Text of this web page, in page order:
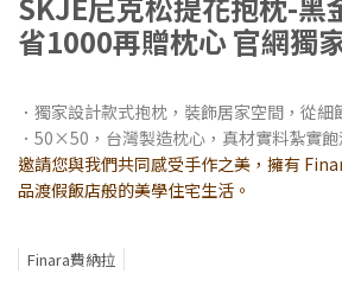
省1000再贈枕心 官網獨
．獨家設計款式抱枕，裝飾居家空間，從細
．50×50，台灣製造枕心，真材實料紮實飽
邀請您與我們共同感受手作之美，擁有
品渡假飯店般的美學住宅生活。
Finara費納拉